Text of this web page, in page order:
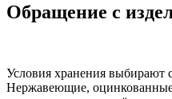
Обращение с
Условия хранения выбирают
Нержавеющие,